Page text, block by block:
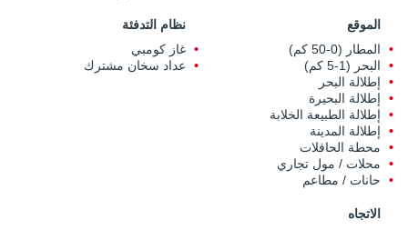
الموقع
المطار (0-50 كم)
البحر (1-5 كم)
إطلالة البحر
إطلالة البحيرة
إطلالة الطبيعة الخلابة
إطلالة المدينة
محطة الحافلات
محلات / مول تجاري
حانات / مطاعم
نظام التدفئة
غاز كومبي
عداد سخان مشترك
الاتجاه